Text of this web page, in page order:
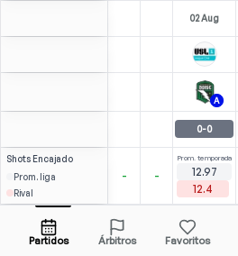
02 Aug
A
0-0
Shots Encajado
Prom. liga
Rival
- -
Prom. temporada
12.97
12.4
B. Bowen Abrir menú
2.25
3
LM-90
Partidos Árbitros Favoritos